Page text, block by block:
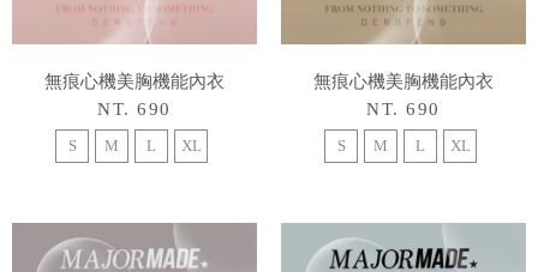
無痕心機美胸機能內衣
NT. 690
S M L XL
無痕心機美胸機能內衣
NT. 690
S M L XL